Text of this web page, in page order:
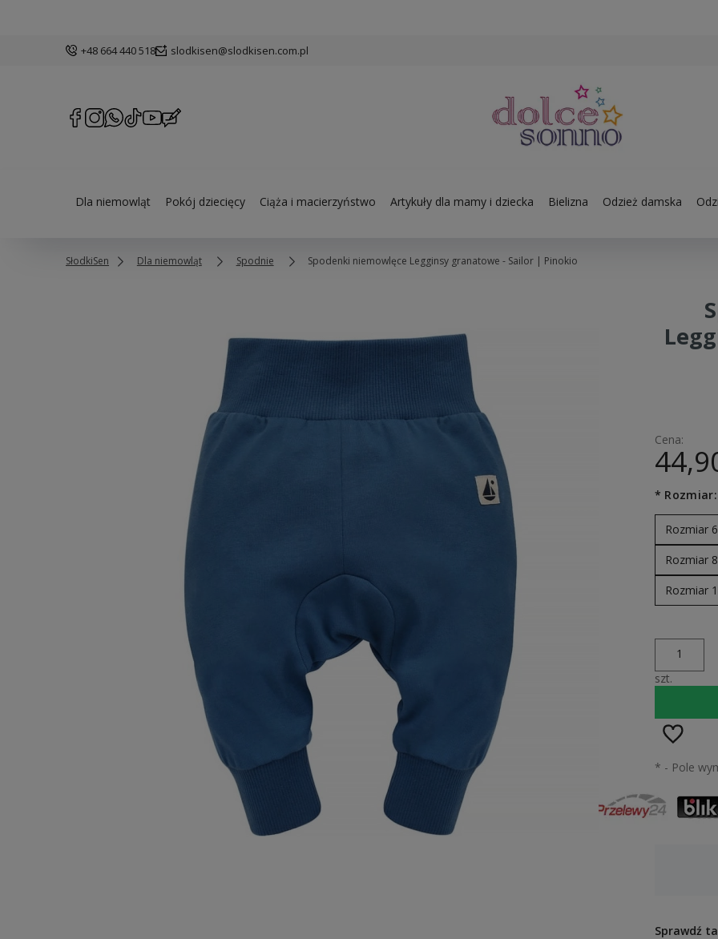
+48 664 440 518 slodkisen@slodkisen.com.pl
Dla niemowląt Pokój dziecięcy Ciąża i macierzyństwo Artykuły dla mamy i dziecka Bielizna Odzież damska
SłodkiSen Dla niemowląt Spodnie Spodenki niemowlęce Legginsy granatowe - Sailor | Pinokio
Cena:
* Rozmiar:
Rozmiar
Rozmiar
Rozmiar
szt.
* - Pole
Sprawdź